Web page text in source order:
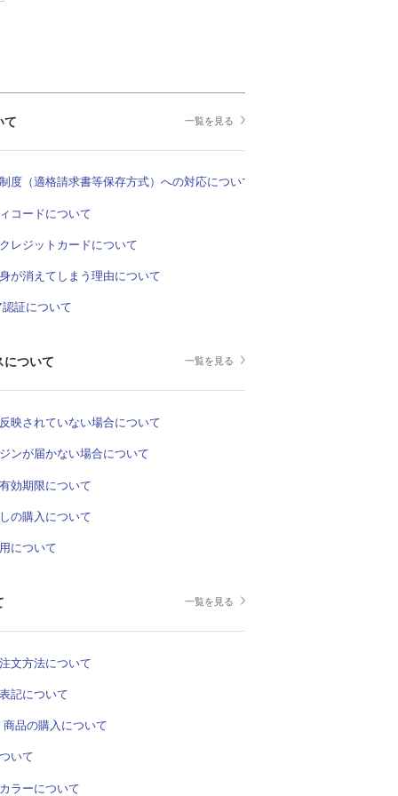
て 一覧を見る
度（適格請求書等保存方式）への対応について
コードについて
レジットカードについて
が消えてしまう理由について
証について
について 一覧を見る
映されていない場合について
ンが届かない場合について
効期限について
の購入について
について
一覧を見る
文方法について
記について
商品の購入について
いて
ラーについて